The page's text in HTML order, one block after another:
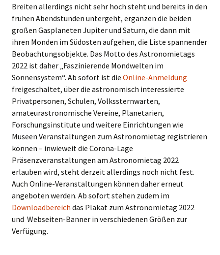
Breiten allerdings nicht sehr hoch steht und bereits in den
frühen Abendstunden untergeht, ergänzen die beiden
großen Gasplaneten Jupiter und Saturn, die dann mit
ihren Monden im Südosten aufgehen, die Liste spannender
Beobachtungsobjekte. Das Motto des Astronomietags
2022 ist daher „Faszinierende Mondwelten im
Sonnensystem“. Ab sofort ist dieOnline-Anmeldung
freigeschaltet, über die astronomisch interessierte
Privatpersonen, Schulen, Volkssternwarten,
amateurastronomische Vereine, Planetarien,
Forschungsinstitute und weitere Einrichtungen wie
Museen Veranstaltungen zum Astronomietag registrieren
können – inwieweit die Corona-Lage
Präsenzveranstaltungen am Astronomietag 2022
erlauben wird, steht derzeit allerdings noch nicht fest.
Auch Online-Veranstaltungen können daher erneut
angeboten werden. Ab sofort stehen zudem im
Downloadbereich das Plakat zum Astronomietag 2022
und Webseiten-Banner in verschiedenen Größen zur
Verfügung.